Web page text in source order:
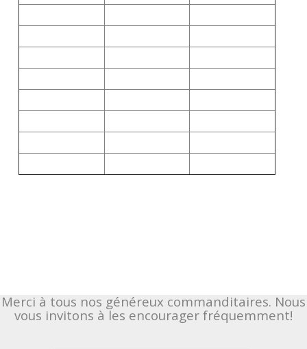
Merci à tous nos généreux commanditaires. Nous
vous invitons à les encourager fréquemment!